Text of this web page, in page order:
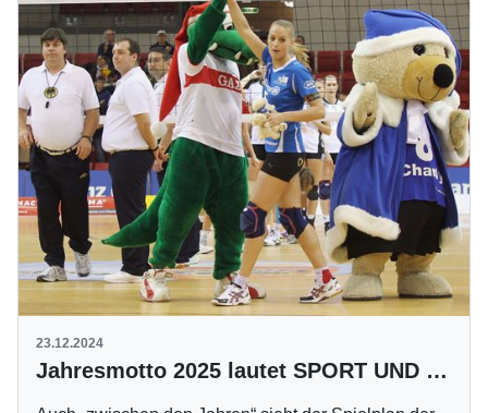
23.12.2024
Jahresmotto 2025 lautet SPORT UND KULTUR